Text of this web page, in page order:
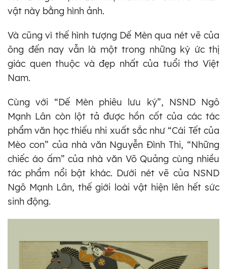
vật này bằng hình ảnh.
Và cũng vì thế hình tượng Dế Mèn qua nét vẽ của
ông đến nay vẫn là một trong những ký ức thị
giác quen thuộc và đẹp nhất của tuổi thơ Việt
Nam.
Cùng với “Dế Mèn phiêu lưu ký”, NSND Ngô
Mạnh Lân còn lột tả được hồn cốt của các tác
phẩm văn học thiếu nhi xuất sắc như “Cái Tết của
Mèo con” của nhà văn Nguyễn Đình Thi, “Những
chiếc áo ấm” của nhà văn Võ Quảng cùng nhiều
tác phẩm nổi bật khác. Dưới nét vẽ của NSND
Ngô Mạnh Lân, thế giới loài vật hiện lên hết sức
sinh động.